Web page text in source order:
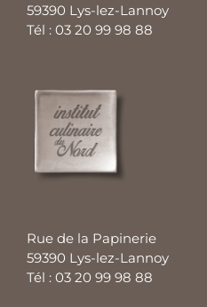
59390 Lys-lez-Lannoy
Tél : 03 20 99 98 88
Rue de la Papinerie
59390 Lys-lez-Lannoy
Tél : 03 20 99 98 88